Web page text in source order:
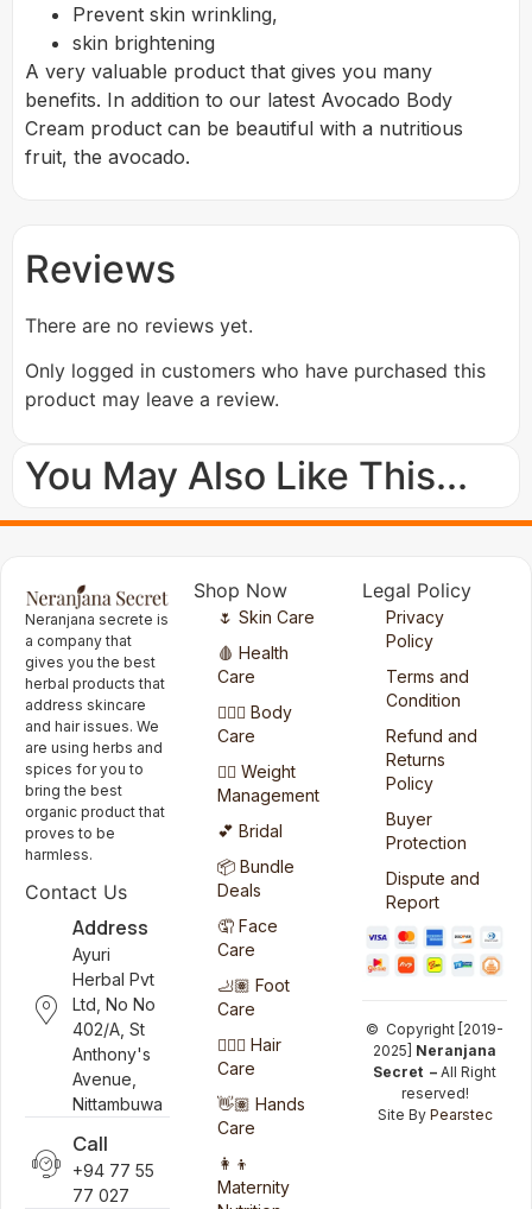
Prevent skin wrinkling,
skin brightening
A very valuable product that gives you many
benefits. In addition to our latest Avocado Body
Cream product can be beautiful with a nutritious
fruit, the avocado.
Reviews
There are no reviews yet.
Only logged in customers who have purchased this
product may leave a review.
You May Also Like This...
Neranjana secrete is
a company that
gives you the best
herbal products that
address skincare
and hair issues. We
are using herbs and
spices for you to
bring the best
organic product that
proves to be
harmless.
Contact Us
Address
Ayuri
Herbal Pvt
Ltd, No No
402/A, St
Anthony's
Avenue,
Nittambuwa
Call
+94 77 55
77 027
Shop Now
🌷 Skin Care
🩸 Health
Care
🧖🏻‍♀️ Body
Care
🏋️‍♀️ Weight
Management
💕 Bridal
📦 Bundle
Deals
🤦 Face
Care
🦶🏽 Foot
Care
💆🏻‍♀️ Hair
Care
👋🏽 Hands
Care
👩‍👦
Maternity
Legal Policy
Privacy
Policy
Terms and
Condition
Refund and
Returns
Policy
Buyer
Protection
Dispute and
Report
© Copyright [2019-
2025] Neranjana
Secret – All Right
reserved!
Site By Pearstec